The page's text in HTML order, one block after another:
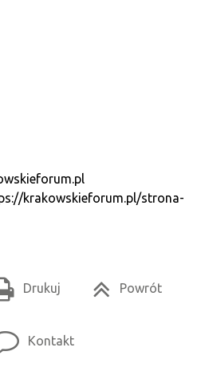
krakowskieforum.pl/strona-
Drukuj Powrót
Kontakt